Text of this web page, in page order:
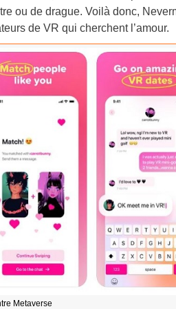
ou de drague. Voilà donc,
de VR qui cherchent l’amour.
Metaverse